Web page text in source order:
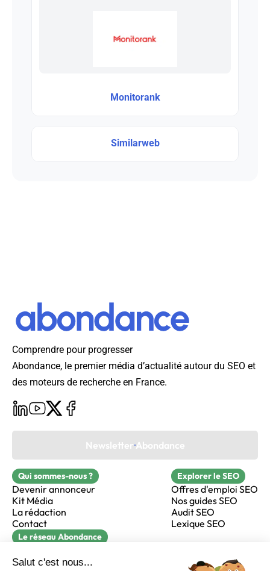
Monitorank
Similarweb
Comprendre pour progresser
Abondance, le premier média d’actualité autour du SEO et
des moteurs de recherche en France.
Newsletter Abondance
Qui sommes-nous ?
Devenir annonceur
Kit Média
La rédaction
Contact
Explorer le SEO
Offres d'emploi SEO
Nos guides SEO
Audit SEO
Lexique SEO
Le réseau Abondance
Réacteur